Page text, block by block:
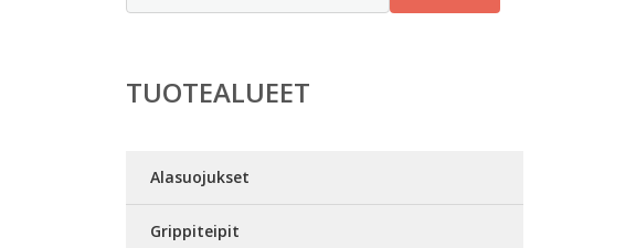
TUOTEALUEET
Alasuojukset
Grippiteipit